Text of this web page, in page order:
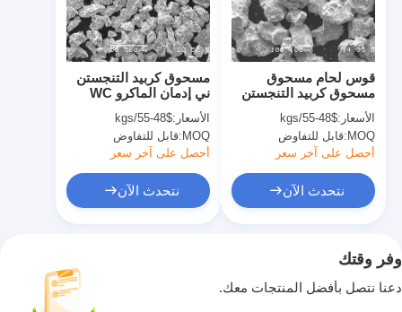
مسحوق كربيد التنجستن
ني إدمان الماكرو WC
كمسحوق مصفوفة PDC
الأسعار:$48-55/kgs
MOQ: قابل للتفاوض
أحصل على آخر سعر
نتحدث الآن
قوس لحام مسحوق
مسحوق كربيد التنجستن
ماكرو مع استقرار حراري
ممتاز
الأسعار:$48-55/kgs
MOQ: قابل للتفاوض
أحصل على آخر سعر
نتحدث الآن
وفر وقتك
دعنا نتصل بأفضل المنتجات معك.